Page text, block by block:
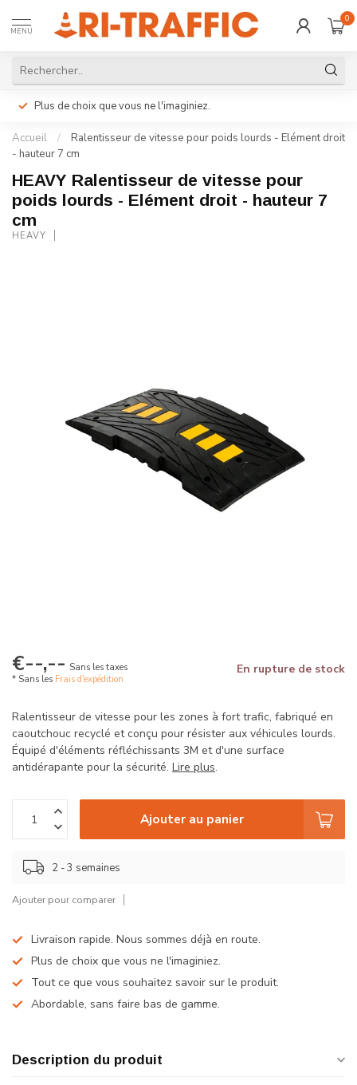
MENU
0
Plus de choix que vous ne l'imaginiez.
Accueil /
Ralentisseur de vitesse pour poids lourds - Elément droit
- hauteur 7 cm
HEAVY Ralentisseur de vitesse pour
poids lourds - Elément droit - hauteur 7
cm
HEAVY
€--,-- Sans les taxes
* Sans les Frais d'expédition
En rupture de stock
Ralentisseur de vitesse pour les zones à fort trafic, fabriqué en
caoutchouc recyclé et conçu pour résister aux véhicules lourds.
Équipé d'éléments réfléchissants 3M et d'une surface
antidérapante pour la sécurité. Lire plus.
Ajouter au panier
2 - 3 semaines
Ajouter pour comparer
Livraison rapide. Nous sommes déjà en route.
Plus de choix que vous ne l'imaginiez.
Tout ce que vous souhaitez savoir sur le produit.
Abordable, sans faire bas de gamme.
Description du produit